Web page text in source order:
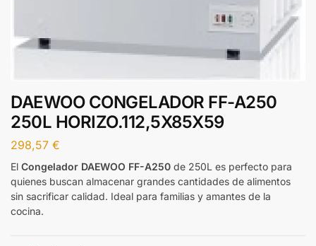
DAEWOO CONGELADOR FF-A250
250L HORIZO.112,5X85X59
298,57 €
El Congelador DAEWOO FF-A250 de 250L es perfecto para
quienes buscan almacenar grandes cantidades de alimentos
sin sacrificar calidad. Ideal para familias y amantes de la
cocina.